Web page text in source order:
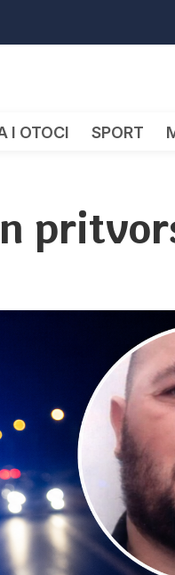
I OTOCI SPORT